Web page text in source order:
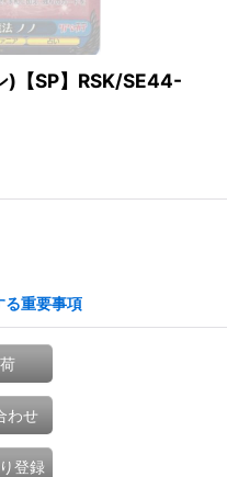
)【SP】RSK/SE44-
る重要事項
わせ
登録